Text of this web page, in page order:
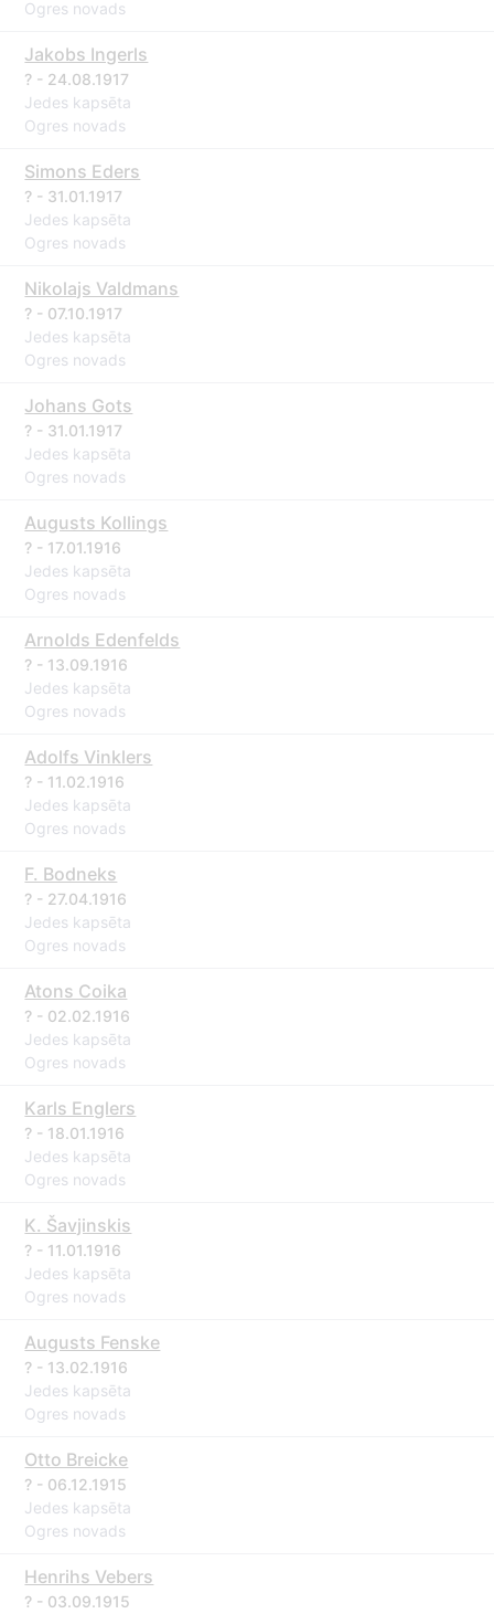
Ogres novads
Jakobs Ingerls
? - 24.08.1917
Jedes kapsēta
Ogres novads
Simons Eders
? - 31.01.1917
Jedes kapsēta
Ogres novads
Nikolajs Valdmans
? - 07.10.1917
Jedes kapsēta
Ogres novads
Johans Gots
? - 31.01.1917
Jedes kapsēta
Ogres novads
Augusts Kollings
? - 17.01.1916
Jedes kapsēta
Ogres novads
Arnolds Edenfelds
? - 13.09.1916
Jedes kapsēta
Ogres novads
Adolfs Vinklers
? - 11.02.1916
Jedes kapsēta
Ogres novads
F. Bodneks
? - 27.04.1916
Jedes kapsēta
Ogres novads
Atons Coika
? - 02.02.1916
Jedes kapsēta
Ogres novads
Karls Englers
? - 18.01.1916
Jedes kapsēta
Ogres novads
K. Šavjinskis
? - 11.01.1916
Jedes kapsēta
Ogres novads
Augusts Fenske
? - 13.02.1916
Jedes kapsēta
Ogres novads
Otto Breicke
? - 06.12.1915
Jedes kapsēta
Ogres novads
Henrihs Vebers
? - 03.09.1915